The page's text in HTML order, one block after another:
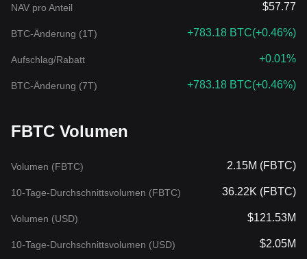
NAV pro Anteil $57.77
BTC-Änderung (1T) +783.18 BTC(+0.46%)
Aufschlag/Rabatt +0.01%
BTC-Änderung (7T) +783.18 BTC(+0.46%)
FBTC Volumen
Volumen (FBTC) 2.15M (FBTC)
10-Tage-Durchschnittsvolumen (FBTC) 36.22K (FBTC)
Volumen (USD) $121.53M
10-Tage-Durchschnittsvolumen (USD) $2.05M